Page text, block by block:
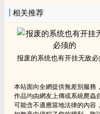
相关推荐
报废的系统也有开挂无敌必
本站面向全網提供無差別服務
作品均由網友上傳或系統爬蟲
可能含不適應當地法律的內容